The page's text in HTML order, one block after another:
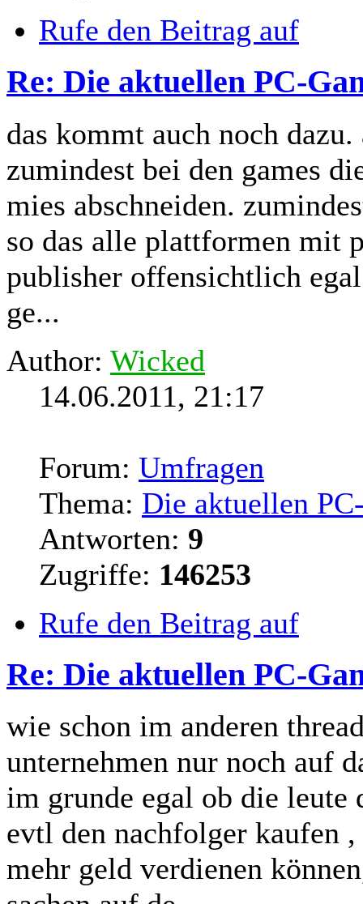
Rufe den Beitrag auf
Re: Die aktuellen PC-
das kommt auch noch
zumindest bei den games
mies abschneiden.
so das alle plattformen mit
publisher offensichtlich
ge...
Author: Wicked
14.06.2011, 21:17
Forum: Umfragen
Thema: Die aktuellen
Antworten: 9
Zugriffe: 146253
Rufe den Beitrag auf
Re: Die aktuellen PC-
wie schon im anderen
unternehmen nur noch auf
im grunde egal ob die leute
evtl den nachfolger kaufen
mehr geld verdienen